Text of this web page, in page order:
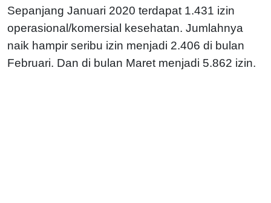
Sepanjang Januari 2020 terdapat 1.431 izin
operasional/komersial kesehatan. Jumlahnya
naik hampir seribu izin menjadi 2.406 di bulan
Februari. Dan di bulan Maret menjadi 5.862 izin.